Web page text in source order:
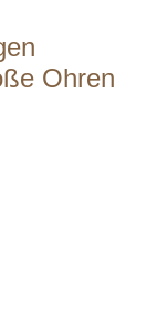
Ohren